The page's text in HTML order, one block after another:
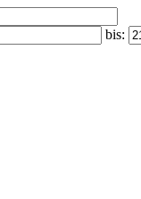
bis: